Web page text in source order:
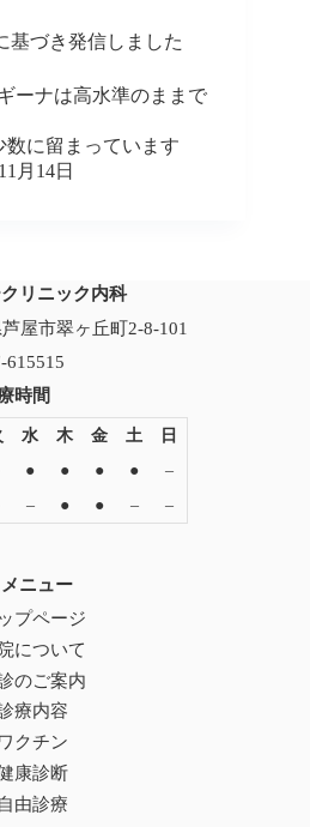
基づき発信しました
ーナは高水準のままで
数に留まっています
月14日
リニック内科
屋市翠ヶ丘町2-8-101
615515
時間
水 木 金 土
日
● ● ● ●
–
– ● ● – –
ニュー
プページ
について
のご案内
療内容
ワクチン
康診断
自由診療